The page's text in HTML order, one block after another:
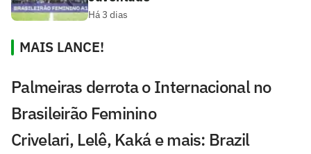
Há 3 dias
MAIS LANCE!
Palmeiras derrota o Internacional no
Brasileirão Feminino
Crivelari, Lelê, Kaká e mais: Brazil